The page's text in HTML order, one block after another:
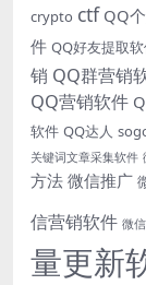
crypto ctf QQ
件 QQ好友提取
销 QQ群营销
QQ营销软件
软件 QQ达人
关键词文章采集软件
方法 微信推广
信营销软件 微
量更新